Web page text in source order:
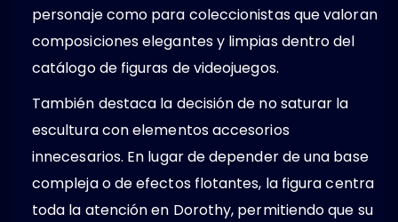
personaje como para coleccionistas que valoran
composiciones elegantes y limpias dentro del
catálogo de figuras de videojuegos.
También destaca la decisión de no saturar la
escultura con elementos accesorios
innecesarios. En lugar de depender de una base
compleja o de efectos flotantes, la figura centra
toda la atención en Dorothy, permitiendo que su